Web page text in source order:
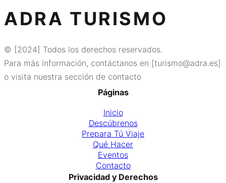
ADRA TURISMO
© [2024] Todos los derechos reservados.
Para más información, contáctanos en [turismo@adra.es]
o visita nuestra sección de contacto
Páginas
Inicio
Descúbrenos
Prepara Tú Viaje
Qué Hacer
Eventos
Contacto
Privacidad y Derechos